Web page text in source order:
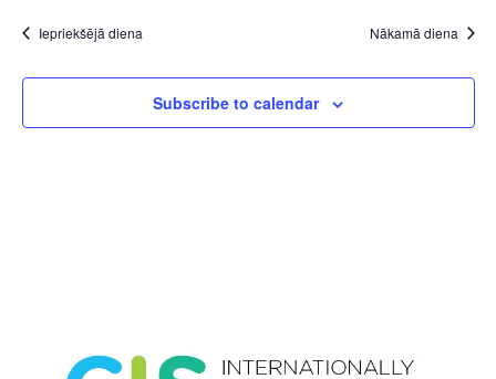
Iepriekšējā diena Nākamā diena
Subscribe to calendar